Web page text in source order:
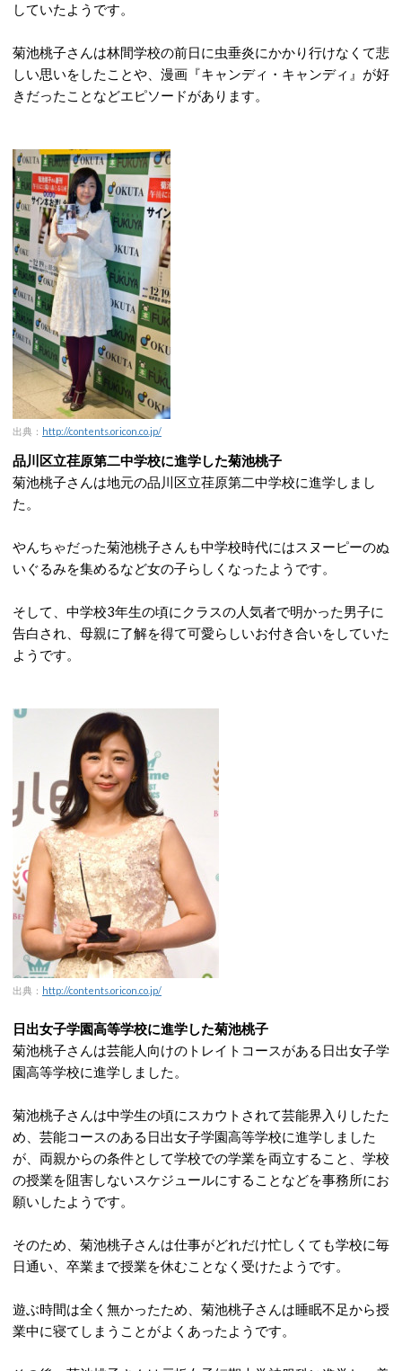
していたようです。
菊池桃子さんは林間学校の前日に虫垂炎にかかり行けなくて悲
しい思いをしたことや、漫画『キャンディ・キャンディ』が好
きだったことなどエピソードがあります。
出典： http://contents.oricon.co.jp/
品川区立荏原第二中学校に進学した菊池桃子
菊池桃子さんは地元の品川区立荏原第二中学校に進学しまし
た。
やんちゃだった菊池桃子さんも中学校時代にはスヌーピーのぬ
いぐるみを集めるなど女の子らしくなったようです。
そして、中学校3年生の頃にクラスの人気者で明かった男子に
告白され、母親に了解を得て可愛らしいお付き合いをしていた
ようです。
出典： http://contents.oricon.co.jp/
日出女子学園高等学校に進学した菊池桃子
菊池桃子さんは芸能人向けのトレイトコースがある日出女子学
園高等学校に進学しました。
菊池桃子さんは中学生の頃にスカウトされて芸能界入りしたた
め、芸能コースのある日出女子学園高等学校に進学しました
が、両親からの条件として学校での学業を両立すること、学校
の授業を阻害しないスケジュールにすることなどを事務所にお
願いしたようです。
そのため、菊池桃子さんは仕事がどれだけ忙しくても学校に毎
日通い、卒業まで授業を休むことなく受けたようです。
遊ぶ時間は全く無かったため、菊池桃子さんは睡眠不足から授
業中に寝てしまうことがよくあったようです。